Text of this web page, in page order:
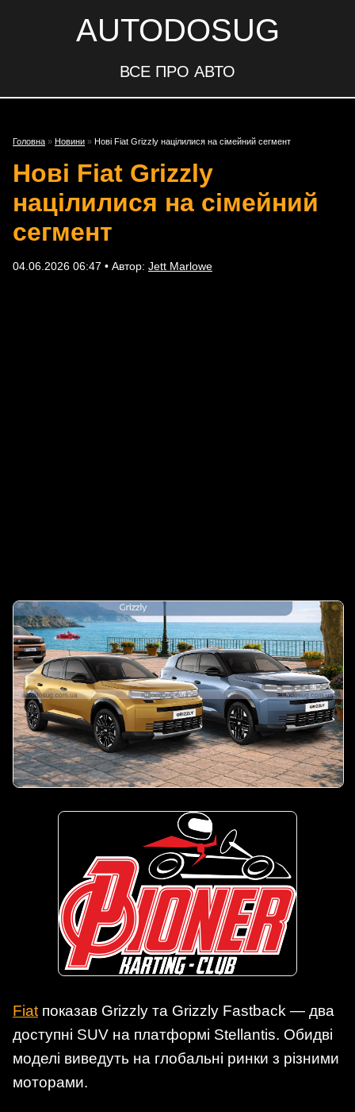
AUTODOSUG
ВСЕ ПРО АВТО
Головна » Новини » Нові Fiat Grizzly націлилися на сімейний сегмент
Нові Fiat Grizzly
націлилися на сімейний
сегмент
04.06.2026 06:47 • Автор: Jett Marlowe
Fiat показав Grizzly та Grizzly Fastback — два
доступні SUV на платформі Stellantis. Обидві
моделі виведуть на глобальні ринки з різними
моторами.